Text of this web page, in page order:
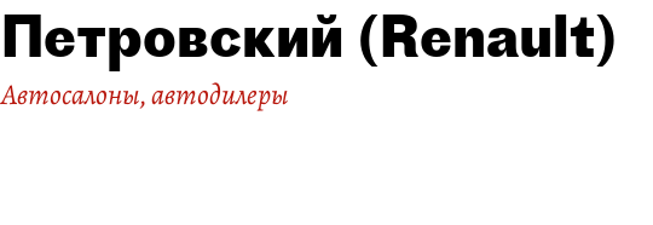
Петровский (Renault)
Автосалоны, автодилеры